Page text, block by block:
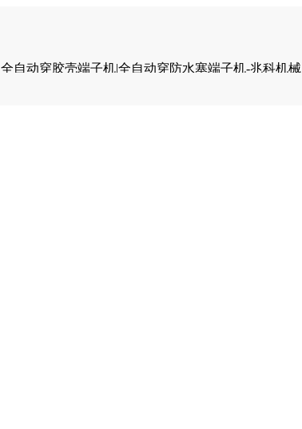
全自动穿胶壳端子机|全自动穿防水塞端子机-兆科机械